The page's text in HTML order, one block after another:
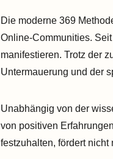
Die moderne 369
Online-Communities.
manifestieren. Trotz der
Untermauerung und der
Unabhängig von der
von positiven
festzuhalten, fördert